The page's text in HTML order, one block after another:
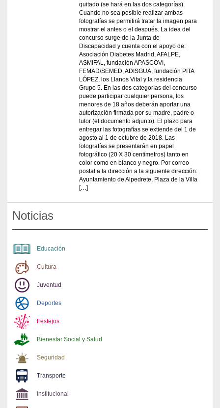
quitado (se hará en las dos categorías).
Cuando no sea posible realizar ambas
fotografías se permitirá tratar la imagen para
mostrar el antes o el después. La idea del
concurso surge de la Junta de
Discapacidad y cuenta con el apoyo de:
Asociación Diabetes Madrid, AFALPE,
ASMIFAL, fundación APASCOVI,
FEMAD/SEMED, ADISGUA, fundación PITA
LÓPEZ, los Llanos Vital y la residencia
Grupo 5. En las dos categorías del concurso
puede participar cualquier persona, los
menores de 18 años deberán aportar una
autorización firmada por su madre, padre o
tutor (el documento adjunto). El plazo para
entregar las fotografías se extiende del 1 de
agosto al 1 de octubre de 2018. Las
fotografías se presentarán en papel
fotográfico (20 X 30 centímetros) tanto en
color como en blanco y negro. Por correo
postal a la dirección a la siguiente dirección:
Ayuntamiento de Alpedrete, Plaza de la Villa
[…]
Noticias
Educación
Cultura
Juventud
Deportes
Festejos
Bienestar Social y Salud
Seguridad
Transporte
Institucional